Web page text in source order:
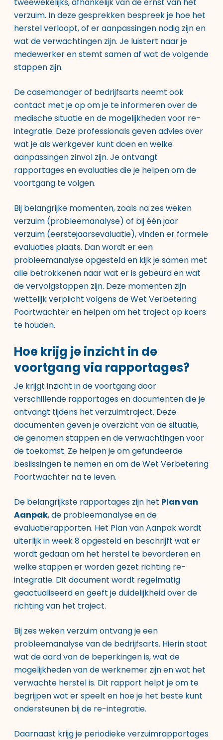
verzuim. In deze gesprekken bespreek je hoe het
herstel verloopt, of er aanpassingen nodig zijn en
wat de verwachtingen zijn. Je luistert naar je
medewerker en stemt samen af wat de volgende
stappen zijn.
De casemanager of bedrijfsarts neemt ook
contact met je op om je te informeren over de
medische situatie en de mogelijkheden voor re-
integratie. Deze professionals geven advies over
wat je als werkgever kunt doen en welke
aanpassingen zinvol zijn. Je ontvangt
rapportages en evaluaties die je helpen om de
voortgang te volgen.
Bij belangrijke momenten, zoals na zes weken
verzuim (probleemanalyse) of bij één jaar
verzuim (eerstejaarsevaluatie), vinden er formele
evaluaties plaats. Dan wordt er een
probleemanalyse opgesteld en kijk je samen met
alle betrokkenen naar wat er is gebeurd en wat
de vervolgstappen zijn. Deze momenten zijn
wettelijk verplicht volgens de Wet Verbetering
Poortwachter en helpen om het traject op koers
te houden.
Hoe krijg je inzicht in de
voortgang via rapportages?
Je krijgt inzicht in de voortgang door
verschillende rapportages en documenten die je
ontvangt tijdens het verzuimtraject. Deze
documenten geven je overzicht van de situatie,
de genomen stappen en de verwachtingen voor
de toekomst. Ze helpen je om gefundeerde
beslissingen te nemen en om de Wet Verbetering
Poortwachter na te leven.
De belangrijkste rapportages zijn het Plan van
Aanpak, de probleemanalyse en de
evaluatierapporten. Het Plan van Aanpak wordt
uiterlijk in week 8 opgesteld en beschrijft wat er
wordt gedaan om het herstel te bevorderen en
welke stappen er worden gezet richting re-
integratie. Dit document wordt regelmatig
geactualiseerd en geeft je duidelijkheid over de
richting van het traject.
Bij zes weken verzuim ontvang je een
probleemanalyse van de bedrijfsarts. Hierin staat
wat de aard van de beperkingen is, wat de
mogelijkheden van de werknemer zijn en wat het
verwachte herstel is. Dit rapport helpt je om te
begrijpen wat er speelt en hoe je het beste kunt
ondersteunen bij de re-integratie.
Daarnaast krijg je periodieke verzuimrapportages